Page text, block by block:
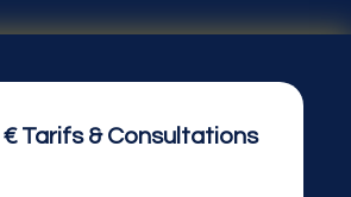
€ Tarifs & Consultations